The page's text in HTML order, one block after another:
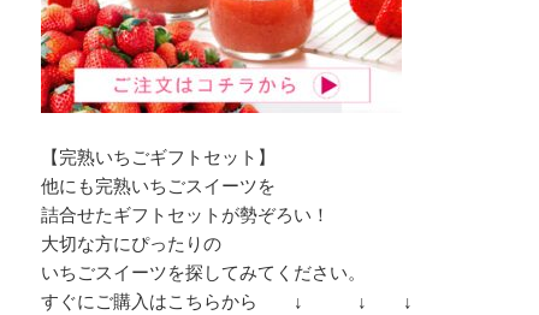
【完熟いちごギフトセット】
他にも完熟いちごスイーツを
詰合せたギフトセットが勢ぞろい！
大切な方にぴったりの
いちごスイーツを探してみてください。
すぐにご購入はこちらから ↓ ↓ ↓